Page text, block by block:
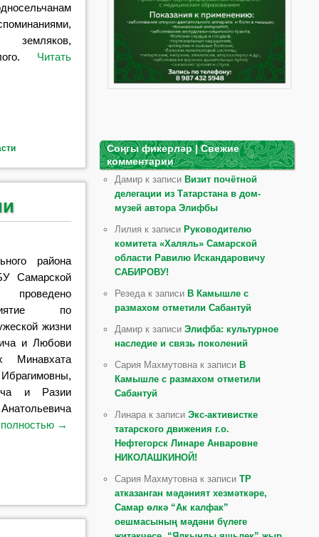
Читать
района
Самарской
проведено
по
жизни
и Любови
Минавхата
и Разии
→
Соңгы фикерләр | Свежие
комментарии
Дамир к записи Визит почётной
делегации из Татарстана в дом-
музей автора Элифбы
Лилия к записи Руководителю
комитета «Халяль» Самарской
области Равилю Искандаровичу
САБИРОВУ!
Резеда к записи В Камышле с
размахом отметили Сабантуй
Дамир к записиЭлифба: культурное
наследие и связь поколений
Сария Махмутовна к записи В
Камышле с размахом отметили
Сабантуй
Линара к записиЭкс-активистке
татарского движения г.о.
Нефтегорск Линаре Анваровне
НИКОЛАШКИНОЙ!
Сария Махмутовна к записиТР
атказанган мәдәният хезмәткәре,
Самар өлкә “Ак калфак”
оешмасының мәдәни бүлеге